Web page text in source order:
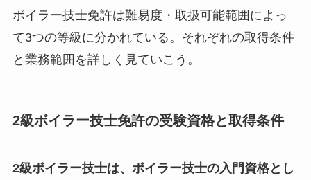
ボイラー技士免許は難易度・取扱可能範囲によっ
て3つの等級に分かれている。それぞれの取得条件
と業務範囲を詳しく見ていこう。
2級ボイラー技士免許の受験資格と取得条件
2級ボイラー技士は、ボイラー技士の入門資格とし